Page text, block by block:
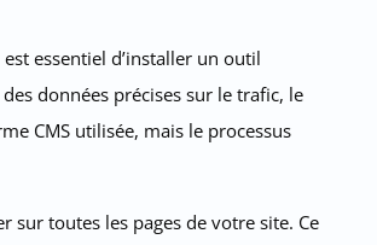
essentiel d’installer un outil
données précises sur le trafic, le
CMS utilisée, mais le processus
sur toutes les pages de votre site. Ce